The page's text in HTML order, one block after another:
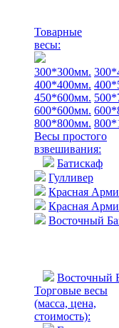
Товарные
весы:
300*300мм.
400*400мм.
450*600мм.
600*600мм.
800*800мм.
Весы простого
взвешивания:
Батискаф
Гулливер
Красная
Красная
Восточный
Восточный
Торговые весы
(масса, цена,
стоимость):